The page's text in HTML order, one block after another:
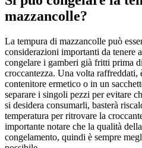
mazzancolle?
La tempura di mazzancolle può
considerazioni importanti da tenere
congelare i gamberi già fritti prima
croccantezza. Una volta
contenitore ermetico o in un
separare i singoli pezzi per evitare
si desidera consumarli, basterà
temperatura per ritrovare la
importante notare che la qualità
congelamento, quindi è sempre